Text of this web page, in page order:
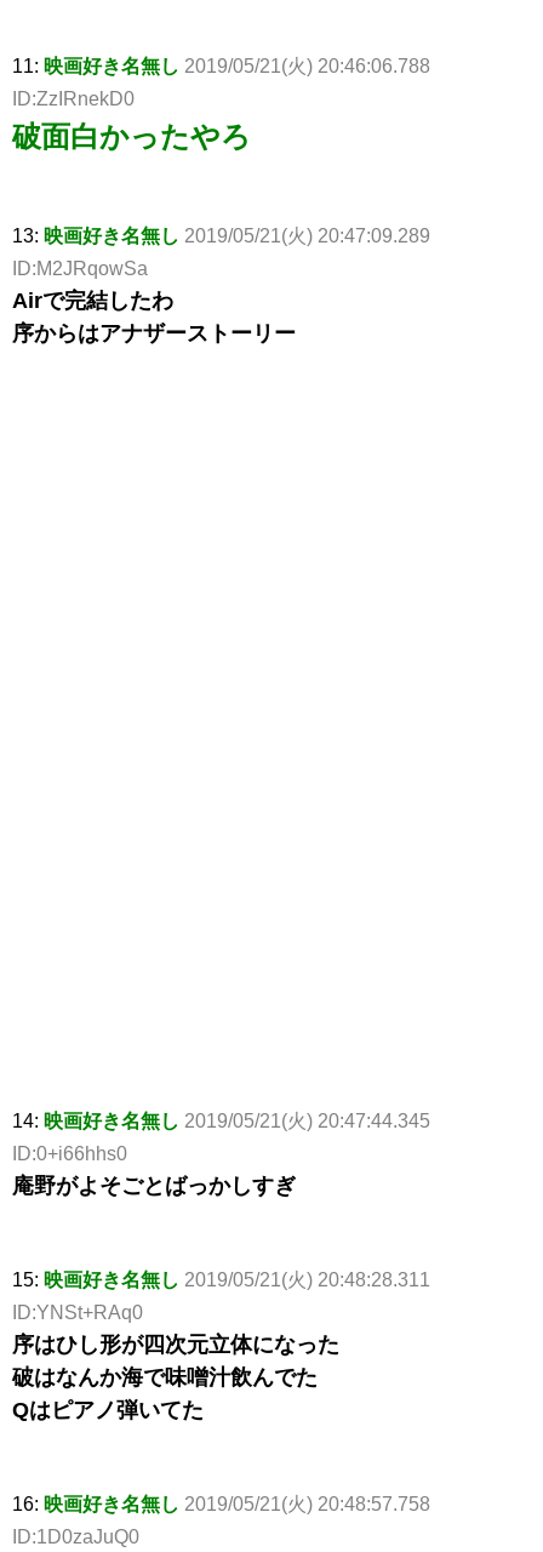
11: 映画好き名無し 2019/05/21(火) 20:46:06.788
ID:ZzIRnekD0
破面白かったやろ
13: 映画好き名無し 2019/05/21(火) 20:47:09.289
ID:M2JRqowSa
Airで完結したわ
序からはアナザーストーリー
14: 映画好き名無し 2019/05/21(火) 20:47:44.345
ID:0+i66hhs0
庵野がよそごとばっかしすぎ
15: 映画好き名無し 2019/05/21(火) 20:48:28.311
ID:YNSt+RAq0
序はひし形が四次元立体になった
破はなんか海で味噌汁飲んでた
Qはピアノ弾いてた
16: 映画好き名無し 2019/05/21(火) 20:48:57.758
ID:1D0zaJuQ0